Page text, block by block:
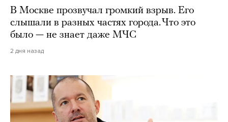
В Москве прозвучал громкий взрыв. Его
слышали в разных частях города. Что это
было — не знает даже МЧС
2 дня назад